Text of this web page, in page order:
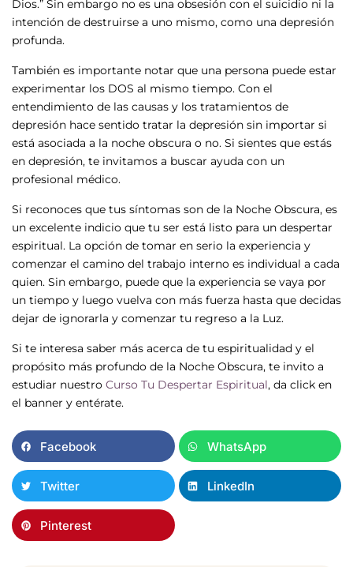
Dios.” Sin embargo no es una obsesión con el suicidio ni la
intención de destruirse a uno mismo, como una depresión
profunda.
También es importante notar que una persona puede estar
experimentar los DOS al mismo tiempo. Con el
entendimiento de las causas y los tratamientos de
depresión hace sentido tratar la depresión sin importar si
está asociada a la noche obscura o no. Si sientes que estás
en depresión, te invitamos a buscar ayuda con un
profesional médico.
Si reconoces que tus síntomas son de la Noche Obscura, es
un excelente indicio que tu ser está listo para un despertar
espiritual. La opción de tomar en serio la experiencia y
comenzar el camino del trabajo interno es individual a cada
quien. Sin embargo, puede que la experiencia se vaya por
un tiempo y luego vuelva con más fuerza hasta que decidas
dejar de ignorarla y comenzar tu regreso a la Luz.
Si te interesa saber más acerca de tu espiritualidad y el
propósito más profundo de la Noche Obscura, te invito a
estudiar nuestro Curso Tu Despertar Espiritual, da click en
el banner y entérate.
Facebook WhatsApp
Twitter LinkedIn
Pinterest